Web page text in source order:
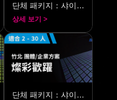
단체 패키지：샤이닝 스타라이트
상세 보기 >
단체 패키지：샤이닝 점프